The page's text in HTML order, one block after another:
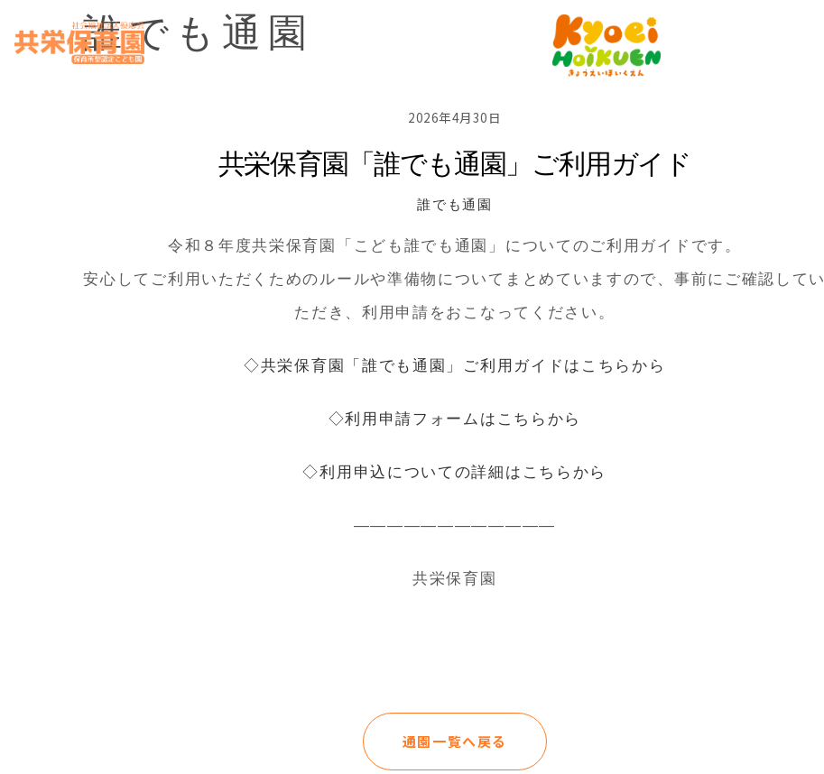
to
誰でも通園
2026年4月30日
共栄保育園「誰でも通園」ご利用ガイド
誰でも通園
令和８年度共栄保育園「こども誰でも通園」についてのご利用ガイドです。
安心してご利用いただくためのルールや準備物についてまとめていますので、事前にご確認してい
ただき、利用申請をおこなってください。
◇共栄保育園「誰でも通園」ご利用ガイドはこちらから
◇利用申請フォームはこちらから
◇利用申込についての詳細はこちらから
————————————
共栄保育園
通園一覧へ戻る